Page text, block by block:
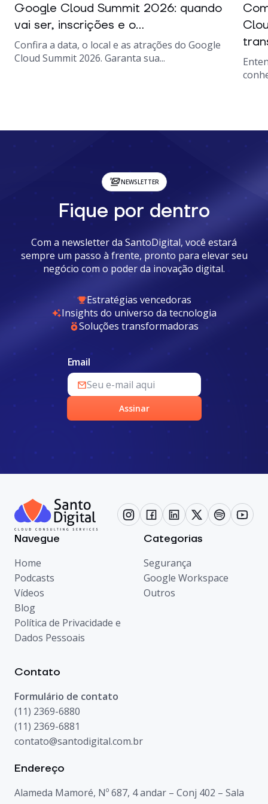
Google Cloud Summit 2026: quando
vai ser, inscrições e o...
Confira a data, o local e as atrações do Google
Cloud Summit 2026. Garanta sua...
NEWSLETTER
Fique por dentro
Com a newsletter da SantoDigital, você estará
sempre um passo à frente, pronto para elevar seu
negócio com o poder da inovação digital.
Estratégias vencedoras
Insights do universo da tecnologia
Soluções transformadoras
Email
Assinar
Navegue
Home
Podcasts
Vídeos
Blog
Política de Privacidade e
Dados Pessoais
Categorias
Segurança
Google Workspace
Outros
Contato
Formulário de contato
(11) 2369-6880
(11) 2369-6881
contato@santodigital.com.br
Endereço
Alameda Mamoré, Nº 687, 4 andar – Conj 402 – Sala